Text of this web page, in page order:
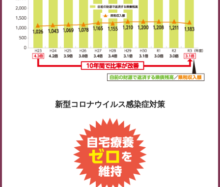
新型コロナウイルス感染症対策